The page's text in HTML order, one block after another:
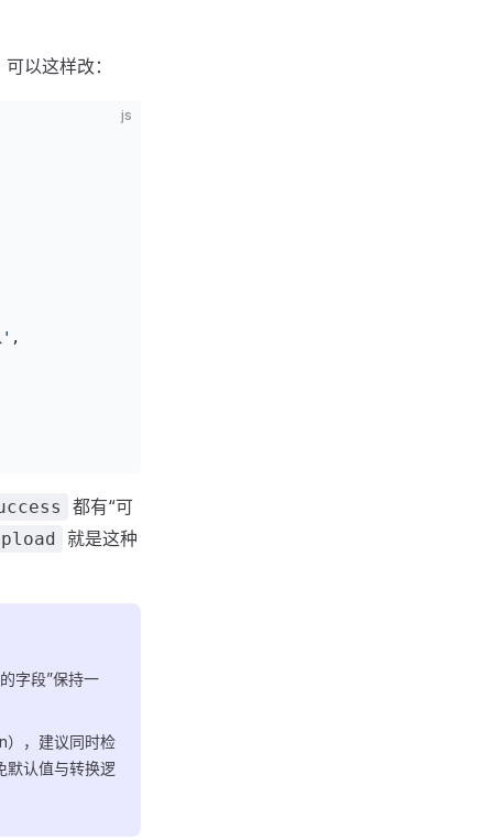
以这样改：
js
' ,
都有“可
就是这种
字段”保持一
，建议同时检
默认值与转换逻